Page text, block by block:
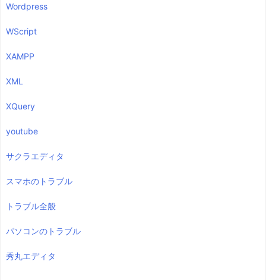
Wordpress
WScript
XAMPP
XML
XQuery
youtube
サクラエディタ
スマホのトラブル
トラブル全般
パソコンのトラブル
秀丸エディタ